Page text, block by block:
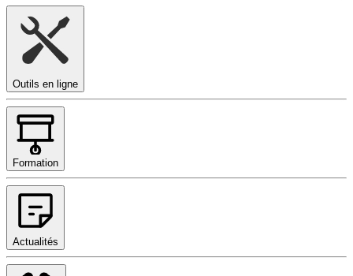
Outils en ligne
Formation
Actualités